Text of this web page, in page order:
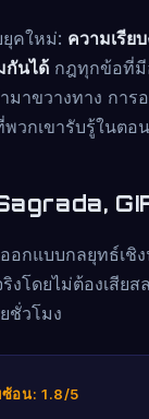
คใหม่: ความเรีย
กันได้ กฎทุกข้อที่มี
มาขวางทาง กา
วกเขารับรู้ในตอ
กแบบกลยุทธ์เชิ
โดยไม่ต้องเสีย
ชั่วโมง
ซ้อน: 1.8/5